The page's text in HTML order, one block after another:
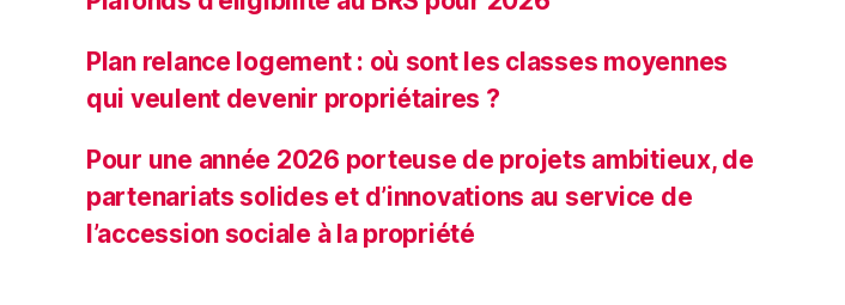
Plan relance logement : où sont les classes moyennes
qui veulent devenir propriétaires ?
Pour une année 2026 porteuse de projets ambitieux, de
partenariats solides et d’innovations au service de
l’accession sociale à la propriété